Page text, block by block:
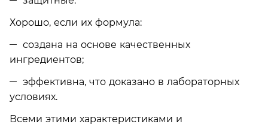
Хорошо, если их формула:
создана на основе качественных
ингредиентов;
эффективна, что доказано в лабораторных
условиях.
Всеми этими характеристиками и